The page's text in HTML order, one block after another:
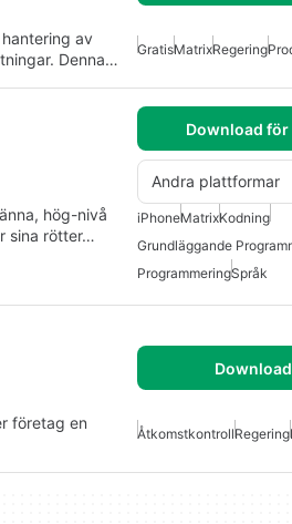
av
Denna…
GratisMatrixRegering
Download för
Andra plattformar
hög-nivå
sina rötter…
iPhoneMatrixKodning
Grundläggande
ProgrammeringSpråk
företag en
ÅtkomstkontrollRegering